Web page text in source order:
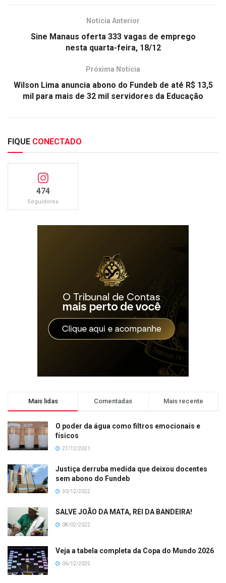
Notícia Anterior
Sine Manaus oferta 333 vagas de emprego
nesta quarta-feira, 18/12
Próxima Notícia
Wilson Lima anuncia abono do Fundeb de até R$ 13,5
mil para mais de 32 mil servidores da Educação
FIQUE CONECTADO
474
Seguidores
Mais lidas Comentadas Mais recente
O poder da água como filtros emocionais e
físicos
27/12/2021
Justiça derruba medida que deixou docentes
sem abono do Fundeb
30/12/2022
SALVE JOÃO DA MATA, REI DA BANDEIRA!
08/02/2022
Veja a tabela completa da Copa do Mundo 2026
06/12/2025